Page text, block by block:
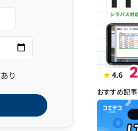
り
おすすめ記事